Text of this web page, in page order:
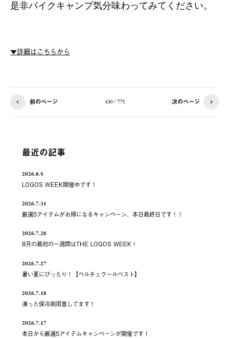
是非バイクキャンプ気分味わってみてください。
▼詳細はこちらから
前のページ 430 / 775 次のページ
最近の記事
2026.8.5
LOGOS WEEK開催中です！
2026.7.31
厳選5アイテムがお得になるキャンペーン、本日最終日です！！
2026.7.28
8月の最初の一週間はTHE LOGOS WEEK！
2026.7.27
暑い夏にぴったり！【ペルチェクールベスト】
2026.7.18
凍った保冷剤用意してます！
2026.7.17
本日から厳選5アイテムキャンペーンが開催です！